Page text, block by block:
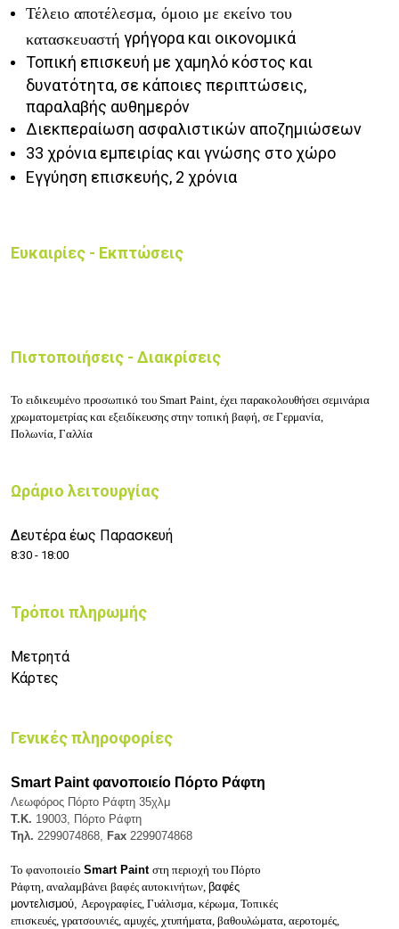
Τέλειο αποτέλεσμα, όμοιο με εκείνο του
κατασκευαστή γρήγορα και οικονομικά
Τοπική επισκευή με χαμηλό κόστος και
δυνατότητα, σε κάποιες περιπτώσεις,
παραλαβής αυθημερόν
Διεκπεραίωση ασφαλιστικών αποζημιώσεων
33 χρόνια εμπειρίας και γνώσης στο χώρο
Εγγύηση επισκευής, 2 χρόνια
Ευκαιρίες - Εκπτώσεις
Πιστοποιήσεις - Διακρίσεις
Το ειδικευμένο προσωπικό του Smart Paint, έχει παρακολουθήσει σεμινάρια
χρωματομετρίας και εξειδίκευσης στην τοπική βαφή, σε Γερμανία,
Πολωνία, Γαλλία
Ωράριο λειτουργίας
Δευτέρα έως Παρασκευή
8:30 - 18:00
Τρόποι πληρωμής
Μετρητά
Κάρτες
Γενικές πληροφορίες
Smart Paint φανοποιείο Πόρτο Ράφτη
Λεωφόρος Πόρτο Ράφτη 35χλμ
Τ.Κ. 19003, Πόρτο Ράφτη
Τηλ. 2299074868, Fax 2299074868
Το φανοποιείο Smart Paint στη περιοχή του Πόρτο
Ράφτη, αναλαμβάνει βαφές αυτοκινήτων, βαφές
μοντελισμού, Αερογραφίες, Γυάλισμα, κέρωμα, Τοπικές
επισκευές, γρατσουνιές, αμυχές, χτυπήματα, βαθουλώματα, αεροτομές,